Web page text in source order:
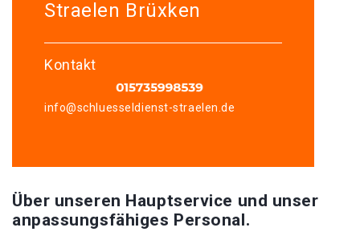
Straelen Brüxken
Kontakt
info@schluesseldienst-straelen.de
Über unseren Hauptservice und unser
anpassungsfähiges Personal.